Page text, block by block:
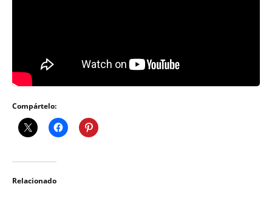
Compártelo:
Relacionado